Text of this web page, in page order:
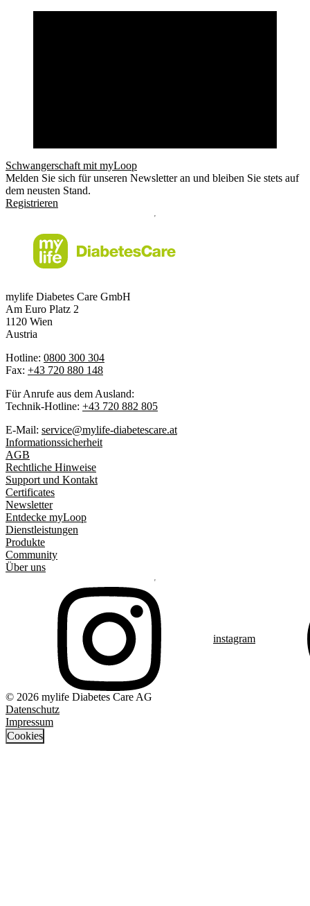
Schwangerschaft mit myLoop
Melden Sie sich für unseren Newsletter an und bleiben Sie stets auf
dem neusten Stand.
Registrieren
mylife Diabetes Care GmbH
Am Euro Platz 2
1120 Wien
Austria
Hotline: 0800 300 304
Fax: +43 720 880 148
Für Anrufe aus dem Ausland:
Technik-Hotline: +43 720 882 805
E-Mail: service@mylife-diabetescare.at
Informationssicherheit
AGB
Rechtliche Hinweise
Support und Kontakt
Certificates
Newsletter
Entdecke myLoop
Dienstleistungen
Produkte
Community
Über uns
instagram
© 2026 mylife Diabetes Care AG
Datenschutz
Impressum
Cookies